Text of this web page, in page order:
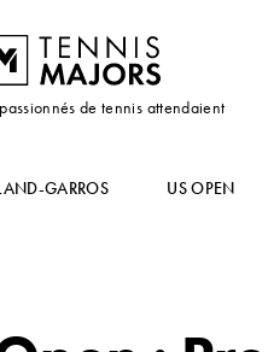
de tennis attendaient
GARROS US OPEN